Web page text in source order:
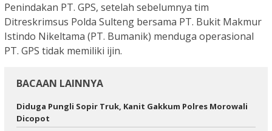
Penindakan PT. GPS, setelah sebelumnya tim
Ditreskrimsus Polda Sulteng bersama PT. Bukit Makmur
Istindo Nikeltama (PT. Bumanik) menduga operasional
PT. GPS tidak memiliki ijin.
BACAAN LAINNYA
Diduga Pungli Sopir Truk, Kanit Gakkum Polres Morowali
Dicopot